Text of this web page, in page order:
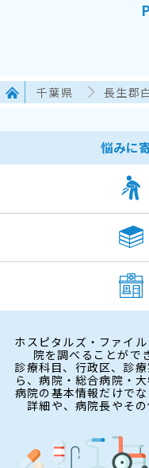
千葉県 長生郡
悩みに
ホスピタルズ・ファイ
院を調べることがで
診療科目、行政区、診
ら、病院・総合病院・
病院の基本情報だけで
詳細や、病院長やそ